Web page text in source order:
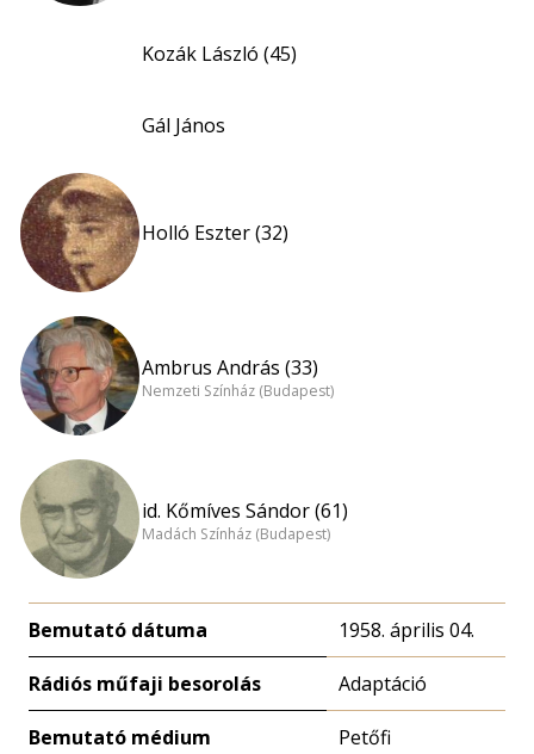
Kozák László (45)
Gál János
Holló Eszter (32)
Ambrus András (33)
Nemzeti Színház (Budapest)
id. Kőmíves Sándor (61)
Madách Színház (Budapest)
Bemutató dátuma 1958. április 04.
Rádiós műfaji besorolás Adaptáció
Bemutató médium Petőfi